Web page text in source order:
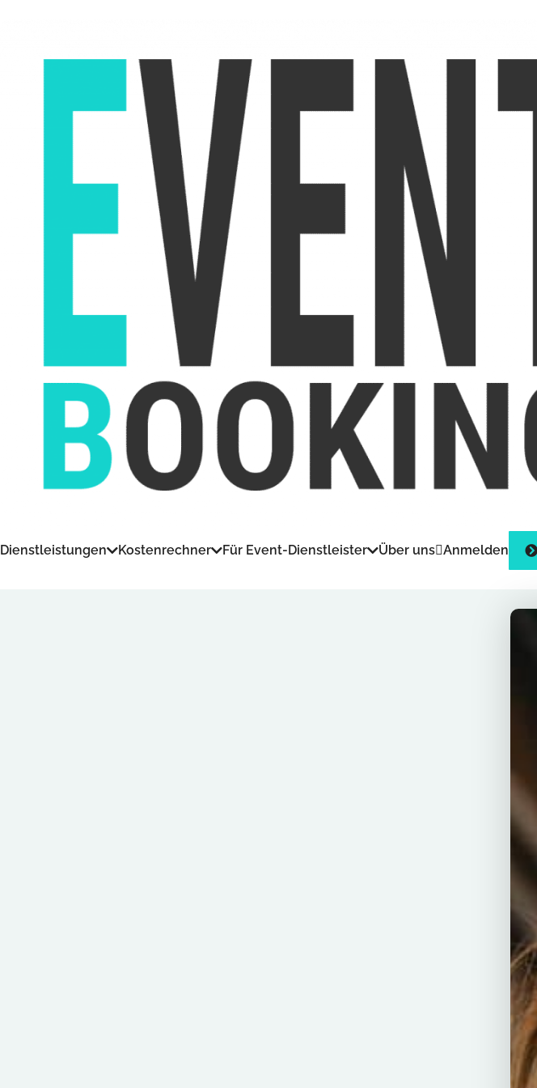
Dienstleistungen Kostenrechner Für Event-Dienstleister Über uns Anmelden